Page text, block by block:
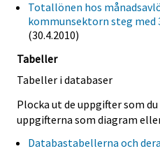
Totallönen hos
kommunsektorn steg med
(30.4.2010)
Tabeller
Tabeller i databaser
Plocka ut de uppgifter som
uppgifterna som diagram
Databastabellerna och